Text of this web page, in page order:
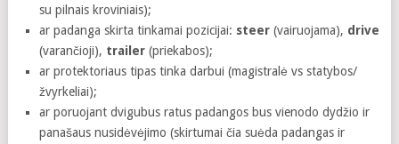
su pilnais kroviniais);
ar padanga skirta tinkamai pozicijai: steer (vairuojama), drive
(varančioji), trailer (priekabos);
ar protektoriaus tipas tinka darbui (magistralė vs statybos/
žvyrkeliai);
ar poruojant dvigubus ratus padangos bus vienodo dydžio ir
panašaus nusidėvėjimo (skirtumai čia suėda padangas ir